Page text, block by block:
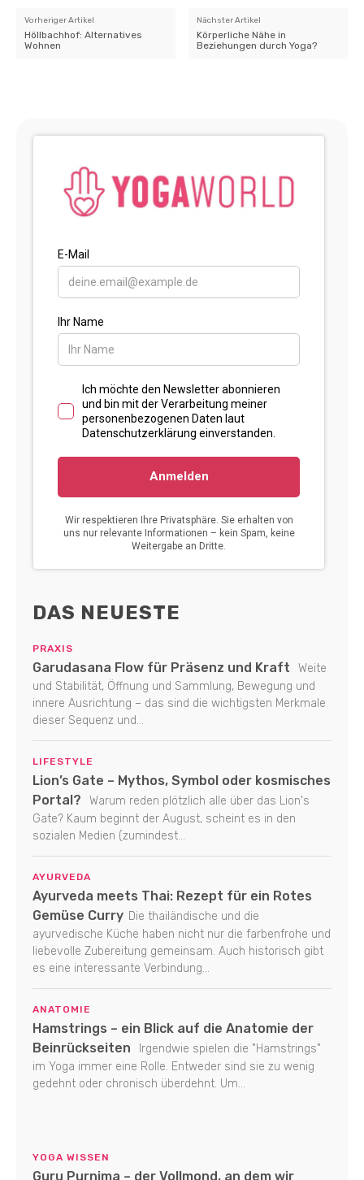
Vorheriger Artikel
Höllbachhof: Alternatives
Wohnen
Nächster Artikel
Körperliche Nähe in
Beziehungen durch Yoga?
DAS NEUESTE
PRAXIS
Garudasana Flow für Präsenz und Kraft
Weite
und Stabilität, Öffnung und Sammlung, Bewegung und
innere Ausrichtung – das sind die wichtigsten Merkmale
dieser Sequenz und...
LIFESTYLE
Lion’s Gate – Mythos, Symbol oder kosmisches
Portal?
Warum reden plötzlich alle über das Lion's
Gate? Kaum beginnt der August, scheint es in den
sozialen Medien (zumindest...
AYURVEDA
Ayurveda meets Thai: Rezept für ein Rotes
Gemüse Curry Die thailändische und die
ayurvedische Küche haben nicht nur die farbenfrohe und
liebevolle Zubereitung gemeinsam. Auch historisch gibt
es eine interessante Verbindung...
ANATOMIE
Hamstrings – ein Blick auf die Anatomie der
Beinrückseiten
Irgendwie spielen die "Hamstrings"
im Yoga immer eine Rolle. Entweder sind sie zu wenig
gedehnt oder chronisch überdehnt. Um...
YOGA WISSEN
Guru Purnima – der Vollmond, an dem wir